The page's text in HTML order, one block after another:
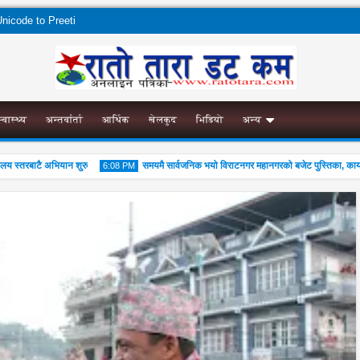
to Preeti
अन्तर्वार्ता आर्थिक खेलकुद भिडियो अन्य
अभियान शुरु 6:08 PM
04 Aug
2026
समयमै सार्वजनिक भयो विराटनगर महानगरको बजेट पुस्तिका,